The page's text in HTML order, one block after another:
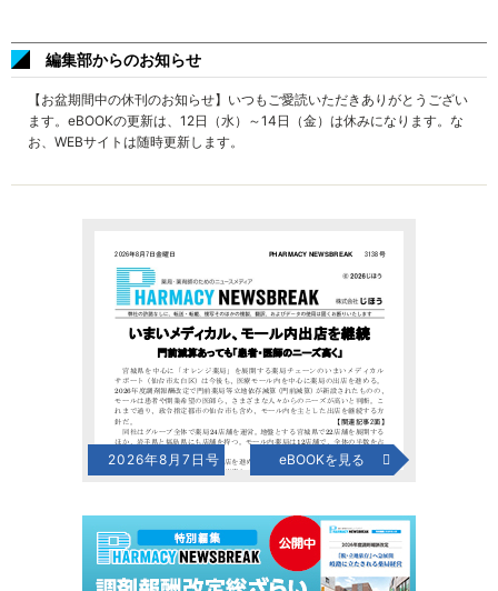
編集部からのお知らせ
【お盆期間中の休刊のお知らせ】いつもご愛読いただきありがとうござい
ます。eBOOKの更新は、12日（水）～14日（金）は休みになります。な
お、WEBサイトは随時更新します。
2026年8月7日号 eBOOKを見る